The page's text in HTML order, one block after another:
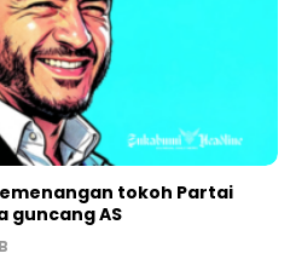
tokoh Partai
guncang AS